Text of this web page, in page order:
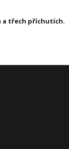
a třech příchutích.